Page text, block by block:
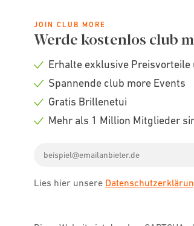
JOIN CLUB MORE
Werde kostenlos club
Check
Erhalte exklusive
Check
Spannende club more Events
Check
Gratis Brillenetui
Mehr als 1 Million Mitglieder
address
Lies hier unsere